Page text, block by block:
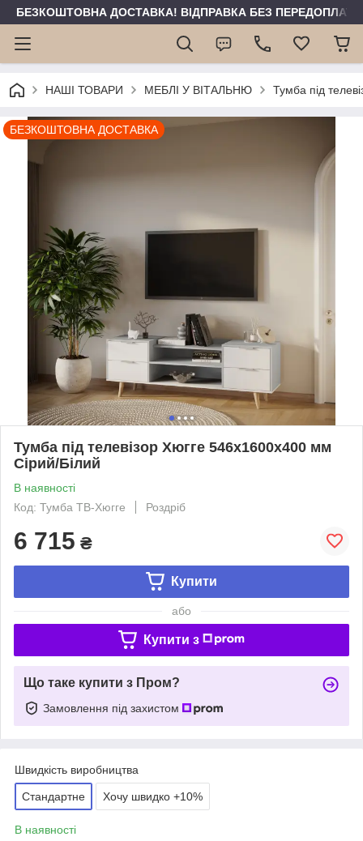
БЕЗКОШТОВНА ДОСТАВКА! ВІДПРАВКА БЕЗ ПЕРЕДОПЛАТИ
НАШІ ТОВАРИ МЕБЛІ У ВІТАЛЬНЮ Тумба під
БЕЗКОШТОВНА ДОСТАВКА
Тумба під телевізор Хюгге 546х1600х400 мм
Сірий/Білий
В наявності
Код: Тумба ТВ-Хюгге
Роздріб
6 715 ₴
Купити
або
Купити з
Що таке купити з Пром?
Замовлення під захистом
Швидкість виробництва
Стандартне Хочу швидко +10%
В наявності